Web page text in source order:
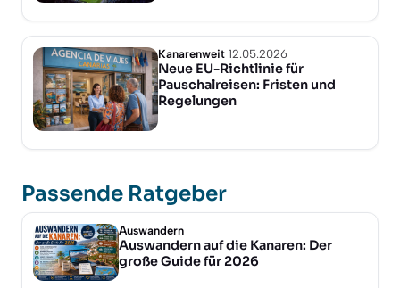
Kanarenweit 12.05.2026
Neue EU-Richtlinie für
Pauschalreisen: Fristen und
Regelungen
Passende Ratgeber
Auswandern
Auswandern auf die Kanaren: Der
große Guide für 2026